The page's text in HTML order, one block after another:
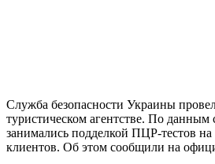
Служба безопасности Украины
туристическом агентстве. По данным
занимались подделкой ПЦР-тестов на
клиентов. Об этом сообщили на